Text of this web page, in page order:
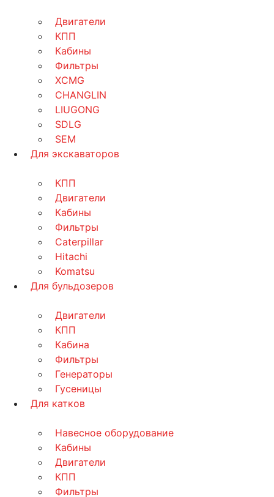
Двигатели
КПП
Кабины
Фильтры
XCMG
CHANGLIN
LIUGONG
SDLG
SEM
Для экскаваторов
КПП
Двигатели
Кабины
Фильтры
Caterpillar
Hitachi
Komatsu
Для бульдозеров
Двигатели
КПП
Кабина
Фильтры
Генераторы
Гусеницы
Для катков
Навесное оборудование
Кабины
Двигатели
КПП
Фильтры